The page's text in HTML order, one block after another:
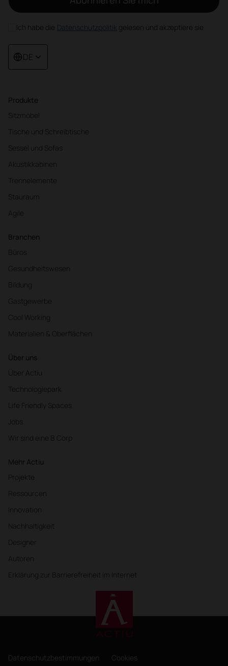
Produkte
Sitzmöbel
Tische und Schreibtische
Sessel und Sofas
Akustikkabinen
Trennelemente
Stauraum
Agile
Branchen
Büros
Gesundheitswesen
Bildung
Gastgewerbe
Cool Working
Materialien & Oberflächen
Über uns
Über Actiu
Technologiepark
Life Friendly Spaces
Jobs
Wir sind eine B Corp
Mehr Actiu
Projekte
Ressourcen
Innovation
Nachhaltigkeit
Designer
Autoren
Erklärung zur Barrierefreiheit im Internet
Ich habe die Datenschutzpolitik gelesen und akzeptiere sie
DE
Datenschutzbestimmungen Cookies